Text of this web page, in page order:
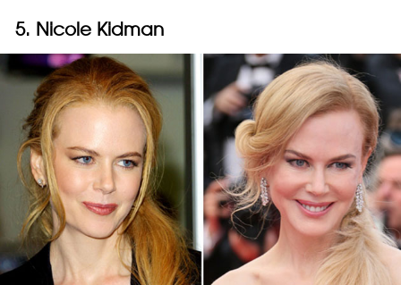
5. Nicole Kidman